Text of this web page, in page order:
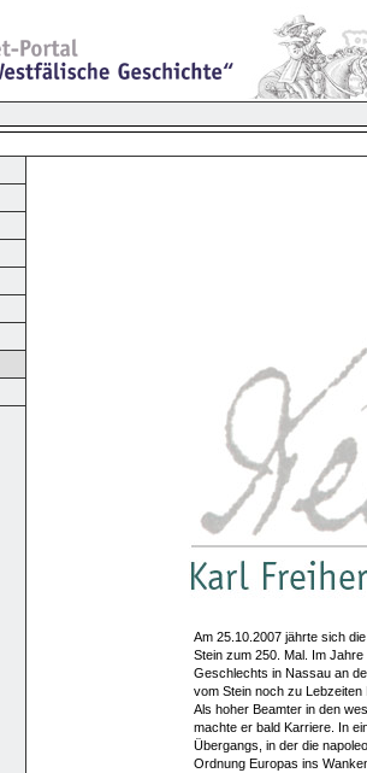
Am 25.10.2007 jährte sich
Stein zum 250. Mal. Im
Geschlechts in Nassau an
vom Stein noch zu
Als hoher Beamter in den
machte er bald Karriere. In
Übergangs, in der die
Ordnung Europas ins